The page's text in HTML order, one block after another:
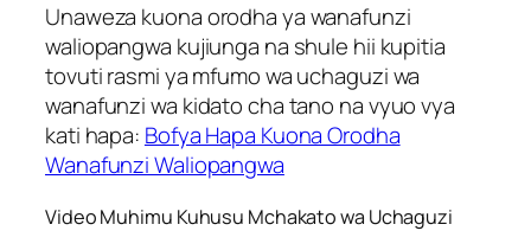
Unaweza kuona orodha ya wanafunzi
waliopangwa kujiunga na shule hii kupitia
tovuti rasmi ya mfumo wa uchaguzi wa
wanafunzi wa kidato cha tano na vyuo vya
kati hapa: Bofya Hapa Kuona Orodha
Wanafunzi Waliopangwa
Video Muhimu Kuhusu Mchakato wa Uchaguzi